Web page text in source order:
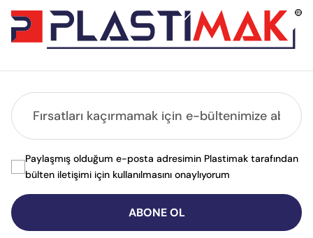
ABONE OL
Paylaşmış olduğum e-posta adresimin Plastimak tarafından
bülten iletişimi için kullanılmasını onaylıyorum